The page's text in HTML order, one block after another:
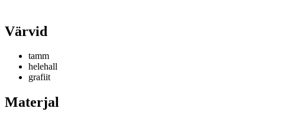
Värvid
tamm
helehall
grafiit
Materjal